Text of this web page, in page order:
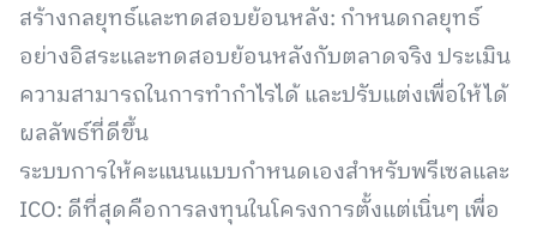
สร้างกลยุทธ์และทดสอบย้อนหลัง: กำหนดกลยุทธ์
อย่างอิสระและทดสอบย้อนหลังกับตลาดจริง ประเมิน
ความสามารถในการทำกำไรได้ และปรับแต่งเพื่อให้ได้
ผลลัพธ์ที่ดีขึ้น
ระบบการให้คะแนนแบบกำหนดเองสำหรับพรีเซลและ
ICO: ดีที่สุดคือการลงทุนในโครงการตั้งแต่เนิ่นๆ เพื่อ